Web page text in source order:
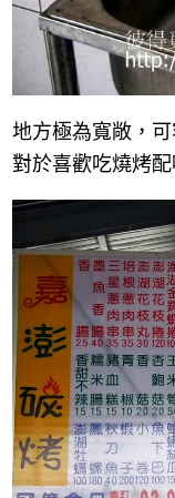
地方極為寬敞，
對於喜歡吃燒烤